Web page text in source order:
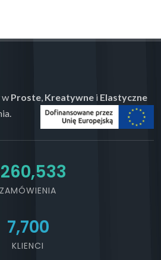
w Proste, Kreatywne i Elastyczne
292,107
ZAMÓWIENIA
7,700
KLIENCI